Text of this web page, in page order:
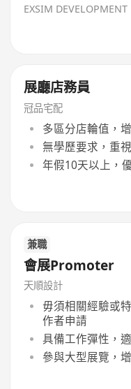
EXSIM DEVELOPMENT
展廳店務員
冠品宅配
多區分店輪值，
無學歷要求，重
年假10天以上，
兼職
會展Promoter
天順設計
毋須相關經驗或
作者申請
具備工作彈性，
參與大型展覽，